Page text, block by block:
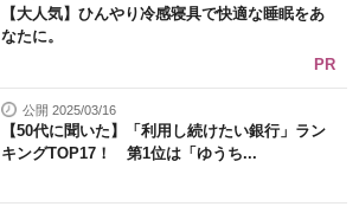
【大人気】ひんやり冷感寝具で快適な睡眠をあ
なたに。
PR
公開 2025/03/16
【50代に聞いた】「利用し続けたい銀行」ラン
キングTOP17！ 第1位は「ゆうち...